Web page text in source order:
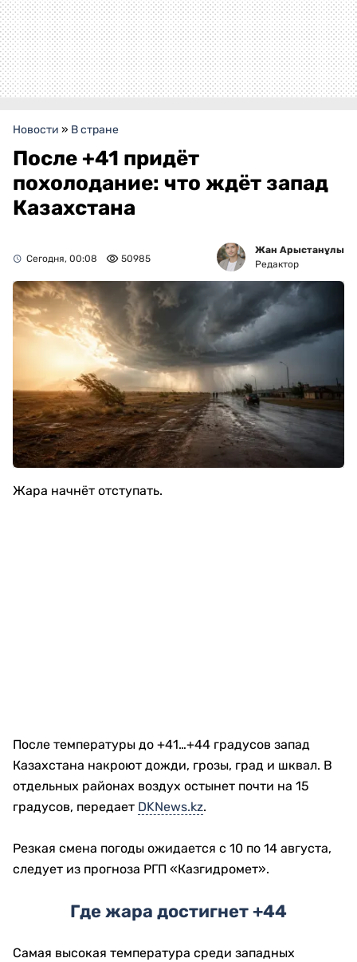
Новости » В стране
После +41 придёт
похолодание: что ждёт запад
Казахстана
Сегодня, 00:08 50985
Жан Арыстанұлы
Редактор
Жара начнёт отступать.
После температуры до +41…+44 градусов запад
Казахстана накроют дожди, грозы, град и шквал. В
отдельных районах воздух остынет почти на 15
градусов, передает DKNews.kz.
Резкая смена погоды ожидается с 10 по 14 августа,
следует из прогноза РГП «Казгидромет».
Где жара достигнет +44
Самая высокая температура среди западных